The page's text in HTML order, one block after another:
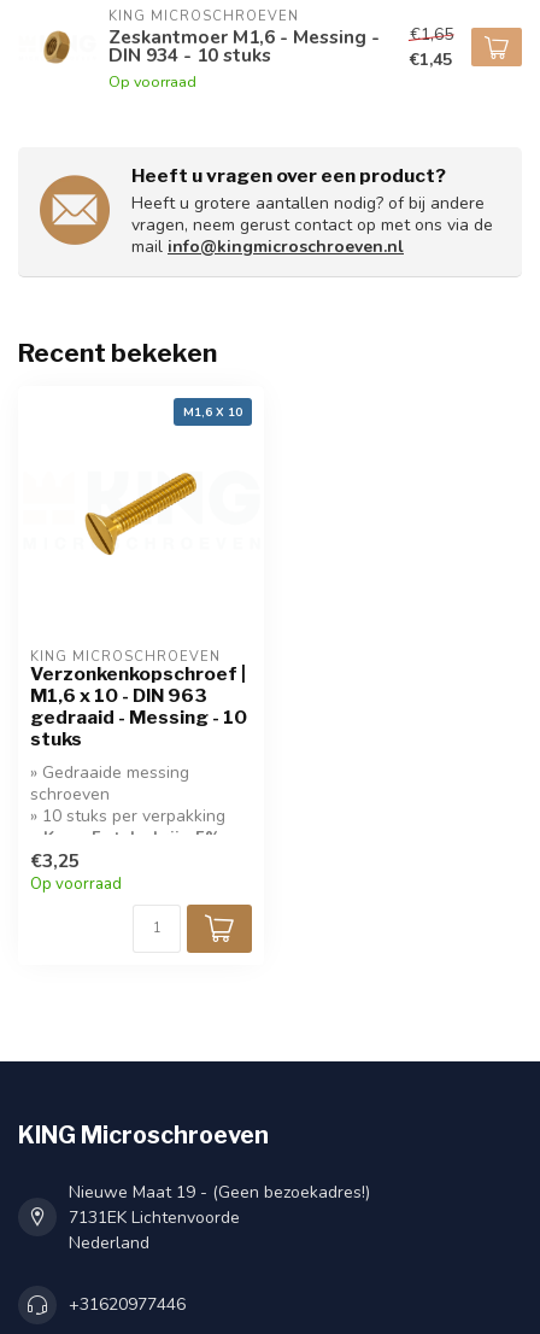
KING MICROSCHROEVEN
Zeskantmoer M1,6 - Messing -
DIN 934 - 10 stuks
Op voorraad
€1,65
€1,45
Heeft u vragen over een product?
Heeft u grotere aantallen nodig? of bij andere
vragen, neem gerust contact op met ons via de
mail info@kingmicroschroeven.nl
Recent bekeken
M1,6 X 10
KING MICROSCHROEVEN
Verzonkenkopschroef |
M1,6 x 10 - DIN 963
gedraaid - Messing - 10
stuks
» Gedraaide messing
schroeven
» 10 stuks per verpakking
» Koop 5 stuks krijg 5%
korting!
€3,25
Op voorraad
KING Microschroeven
Nieuwe Maat 19 - (Geen bezoekadres!)
7131EK Lichtenvoorde
Nederland
+31620977446